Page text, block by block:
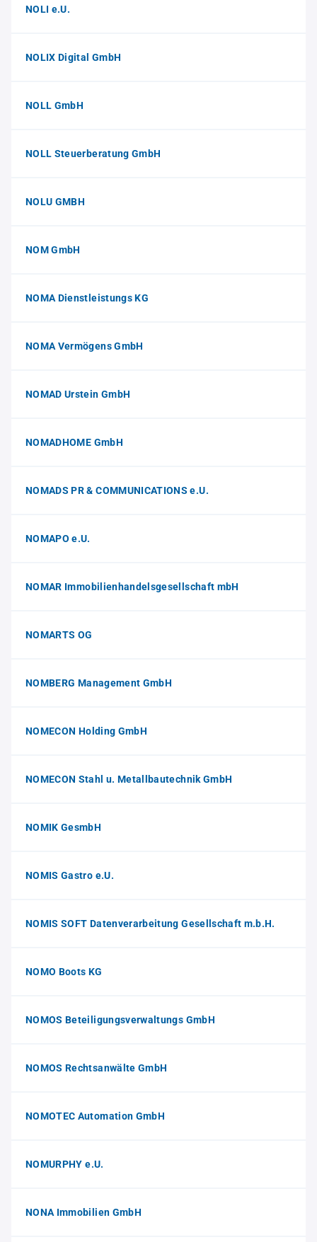
NOLI e.U.
NOLIX Digital GmbH
NOLL GmbH
NOLL Steuerberatung GmbH
NOLU GMBH
NOM GmbH
NOMA Dienstleistungs KG
NOMA Vermögens GmbH
NOMAD Urstein GmbH
NOMADHOME GmbH
NOMADS PR & COMMUNICATIONS e.U.
NOMAPO e.U.
NOMAR Immobilienhandelsgesellschaft mbH
NOMARTS OG
NOMBERG Management GmbH
NOMECON Holding GmbH
NOMECON Stahl u. Metallbautechnik GmbH
NOMIK GesmbH
NOMIS Gastro e.U.
NOMIS SOFT Datenverarbeitung Gesellschaft m.b.H.
NOMO Boots KG
NOMOS Beteiligungsverwaltungs GmbH
NOMOS Rechtsanwälte GmbH
NOMOTEC Automation GmbH
NOMURPHY e.U.
NONA Immobilien GmbH